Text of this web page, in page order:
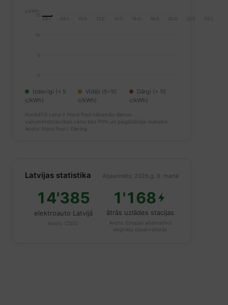
c/kWh
0
5
10
15
06:00 08:00 10:00 12:00 14:00 16:00 18:00 20:00 22:00 00:00
Izdevīgi (< 5
c/kWh)
Vidēji (5–10
c/kWh)
Dārgi (> 10
c/kWh)
Norādītā cena ir Nord Pool nākamās dienas
vairumtirdzniecības cena bez PVN un piegādātāja maksām.
Avots: Nord Pool / Elering
Latvijas statistika Atjaunināts: 2026.g. 9. martā
14'385
elektroauto Latvijā
Avots: CSDD
1'168
ātrās uzlādes stacijas
Avots: Eiropas alternatīvo
degvielu observatorija